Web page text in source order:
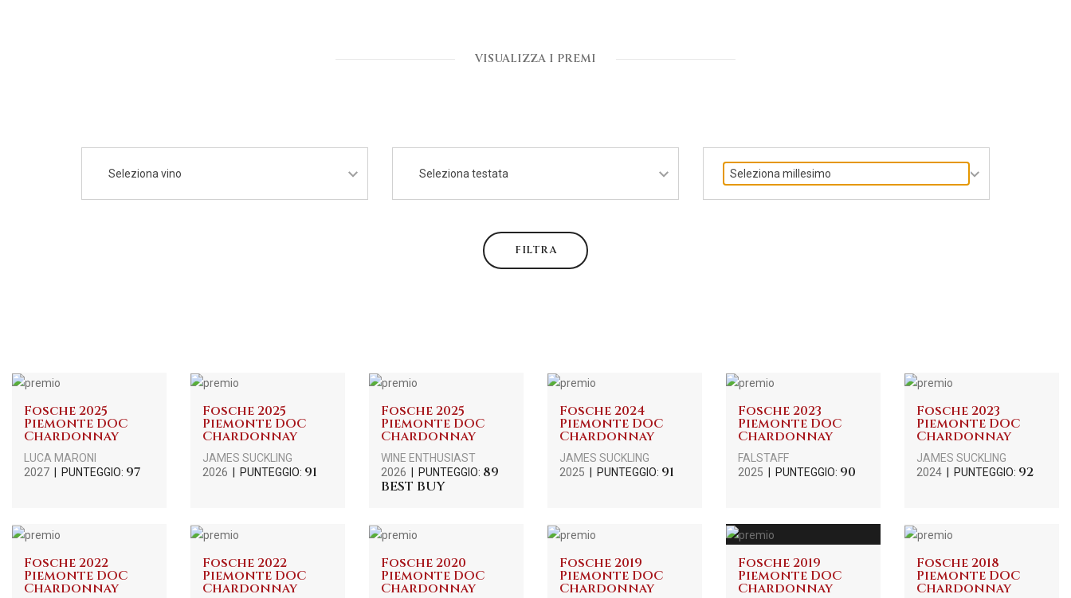
VISUALIZZA I PREMI
Seleziona vino Seleziona testata Seleziona millesimo
FILTRA
Fosche 2025
Piemonte DOC
Chardonnay
LUCA MARONI
2027 | PUNTEGGIO: 97
Fosche 2025
Piemonte DOC
Chardonnay
JAMES SUCKLING
2026 | PUNTEGGIO: 91
Fosche 2025
Piemonte DOC
Chardonnay
WINE ENTHUSIAST
2026 | PUNTEGGIO: 89
BEST BUY
Fosche 2024
Piemonte DOC
Chardonnay
JAMES SUCKLING
2025 | PUNTEGGIO: 91
Fosche 2023
Piemonte DOC
Chardonnay
FALSTAFF
2025 | PUNTEGGIO: 90
Fosche 2023
Piemonte DOC
Chardonnay
JAMES SUCKLING
2024 | PUNTEGGIO: 92
Fosche 2022
Piemonte DOC
Chardonnay
Fosche 2022
Piemonte DOC
Chardonnay
Fosche 2020
Piemonte DOC
Chardonnay
Fosche 2019
Piemonte DOC
Chardonnay
Fosche 2019
Piemonte DOC
Chardonnay
Fosche 2018
Piemonte DOC
Chardonnay